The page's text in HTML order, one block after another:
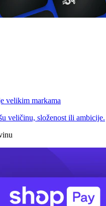
velikim markama
veličinu, složenost ili ambicije.